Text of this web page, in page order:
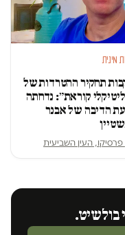
מינית
תחקיר ההטרדות של
קוראת״: נדחתה
הדיבה של אבנר
פרסיקו, העין השביעית
בולשיט.